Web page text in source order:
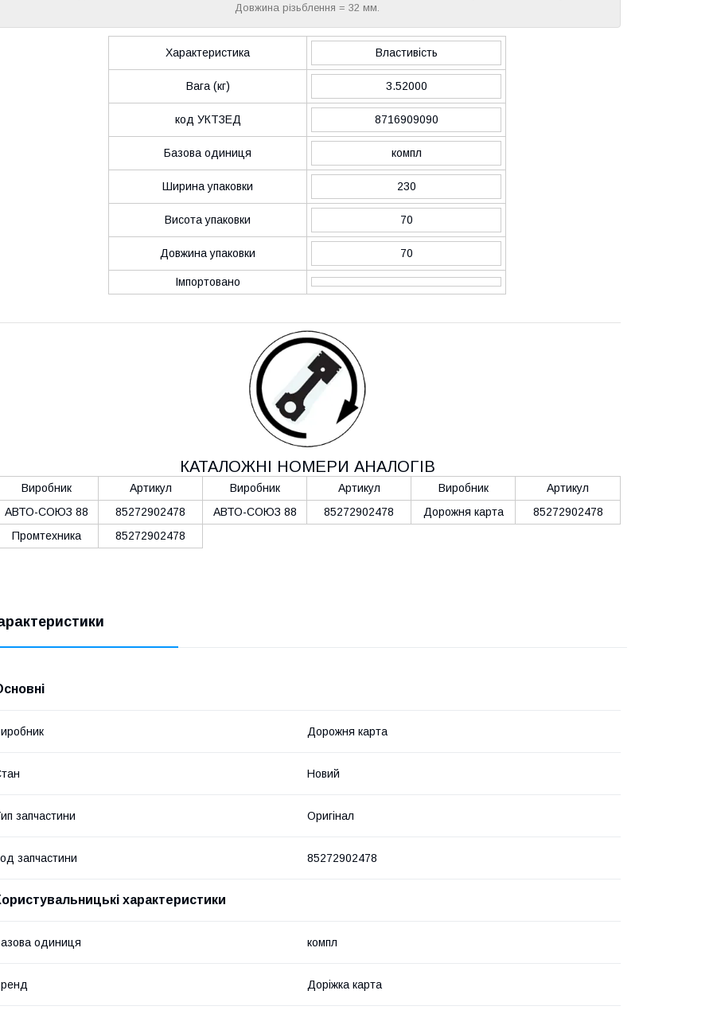
Довжина різьблення = 32 мм.
Характеристика Властивість
Вага (кг) 3.52000
код УКТЗЕД 8716909090
Базова одиниця компл
Ширина упаковки 230
Висота упаковки 70
Довжина упаковки 70
Імпортовано
КАТАЛОЖНІ НОМЕРИ АНАЛОГІВ
Виробник Артикул Виробник Артикул Виробник
Артикул
АВТО-СОЮЗ 88
85272902478 АВТО-СОЮЗ 88 85272902478 Дорожня карта
85272902478
Промтехника
85272902478
Дорожня карта
Новий
запчастини Оригінал
запчастини 85272902478
характеристики
одиниця компл
Доріжка карта